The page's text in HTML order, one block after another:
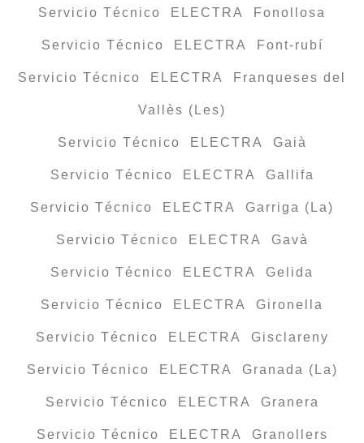
Servicio Técnico ELECTRA Fonollosa
Servicio Técnico ELECTRA Font-rubí
Servicio Técnico ELECTRA Franqueses del
Vallès (Les)
Servicio Técnico ELECTRA Gaià
Servicio Técnico ELECTRA Gallifa
Servicio Técnico ELECTRA Garriga (La)
Servicio Técnico ELECTRA Gavà
Servicio Técnico ELECTRA Gelida
Servicio Técnico ELECTRA Gironella
Servicio Técnico ELECTRA Gisclareny
Servicio Técnico ELECTRA Granada (La)
Servicio Técnico ELECTRA Granera
Servicio Técnico ELECTRA Granollers